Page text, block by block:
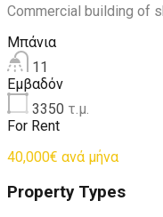
Commercial building of
Μπάνια
11
Εμβαδόν
3350 τ.μ.
For Rent
40,000€ ανά μήνα
Property Types